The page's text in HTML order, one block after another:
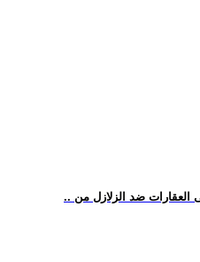
العقارات ضد الزلازل من